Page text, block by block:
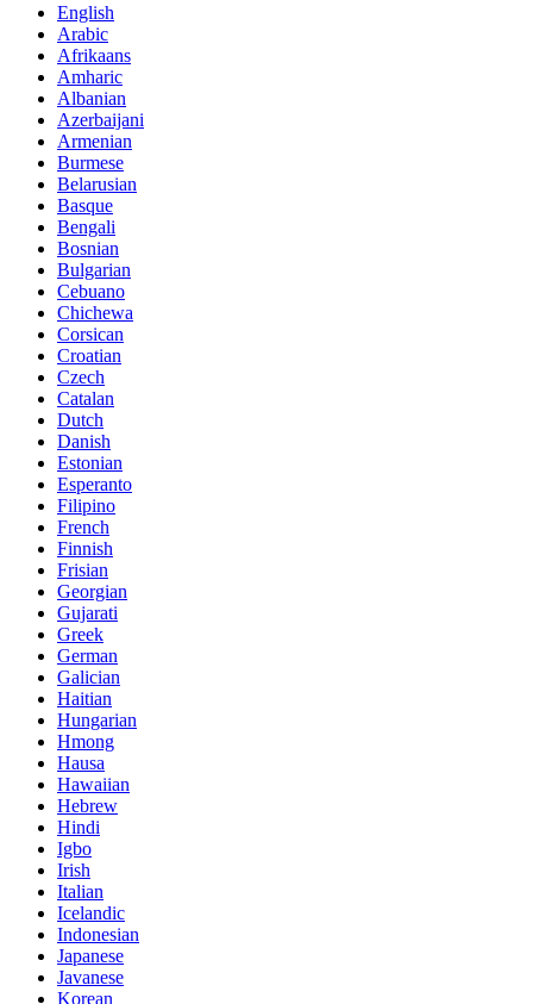
English
Arabic
Afrikaans
Amharic
Albanian
Azerbaijani
Armenian
Burmese
Belarusian
Basque
Bengali
Bosnian
Bulgarian
Cebuano
Chichewa
Corsican
Croatian
Czech
Catalan
Dutch
Danish
Estonian
Esperanto
Filipino
French
Finnish
Frisian
Georgian
Gujarati
Greek
German
Galician
Haitian
Hungarian
Hmong
Hausa
Hawaiian
Hebrew
Hindi
Igbo
Irish
Italian
Icelandic
Indonesian
Japanese
Javanese
Korean